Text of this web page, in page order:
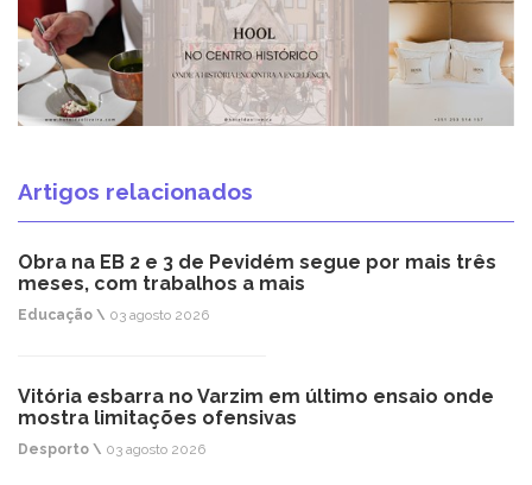
Artigos relacionados
Obra na EB 2 e 3 de Pevidém segue por mais três
meses, com trabalhos a mais
Educação \ 03 agosto 2026
Vitória esbarra no Varzim em último ensaio onde
mostra limitações ofensivas
Desporto \ 03 agosto 2026